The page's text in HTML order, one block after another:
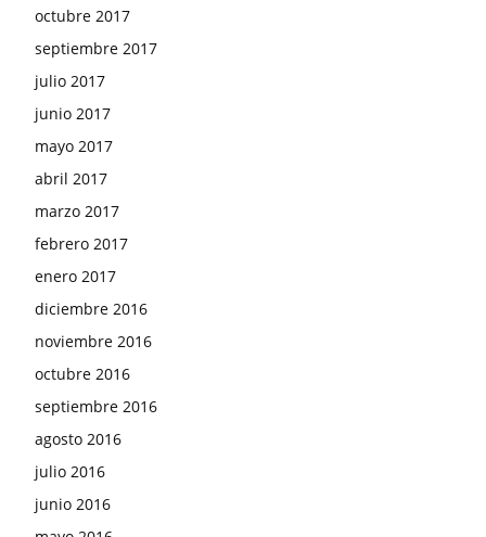
octubre 2017
septiembre 2017
julio 2017
junio 2017
mayo 2017
abril 2017
marzo 2017
febrero 2017
enero 2017
diciembre 2016
noviembre 2016
octubre 2016
septiembre 2016
agosto 2016
julio 2016
junio 2016